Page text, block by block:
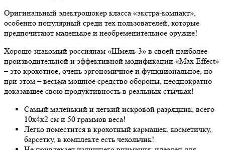
Оригинальный электрошокер класса «экстра-компакт»,
особенно популярный среди тех пользователей, которые
предпочитают маленькое и необременительное оружие!
Хорошо знакомый россиянам «Шмель-3» в своей наиболее
производительной и эффективной модификации «Max Effect»
– это крохотное, очень эргономичное и функциональное, но
при этом – весьма мощное средство обороны, неоднократно
доказавшее свою продуктивность в реальных стычках!
Самый маленький и легкий искровой разрядник, всего
10х4х2 см и 50 граммов веса!
Легко поместится в крохотный кармашек, косметичку,
барсетку, в комплекте есть чехольчик!